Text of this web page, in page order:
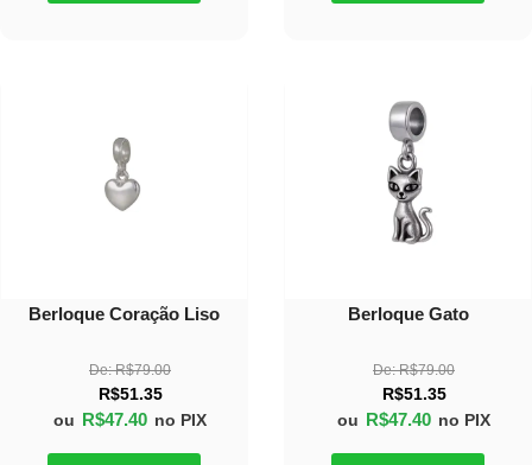
Berloque Coração Liso
De:R$79.00
R$51.35
ou R$47.40 no PIX
Berloque Gato
De:R$79.00
R$51.35
ou R$47.40 no PIX